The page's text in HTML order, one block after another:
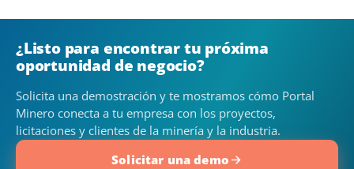
¿Listo para encontrar tu próxima
oportunidad de negocio?
Solicita una demostración y te mostramos cómo Portal
Minero conecta a tu empresa con los proyectos,
licitaciones y clientes de la minería y la industria.
Solicitar una demo